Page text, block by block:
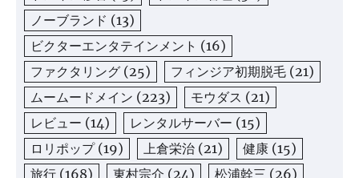
ノーブランド (13)
ビクターエンタテインメント (16)
ファクタリング (25) フィンジア初期脱毛 (21)
ムームードメイン (223) モウダス (21)
レビュー (14) レンタルサーバー (15)
ロリポップ(19) 上倉栄治 (21) 健康 (15)
旅行 (168) 東村宗介 (24) 松浦幹三 (26)